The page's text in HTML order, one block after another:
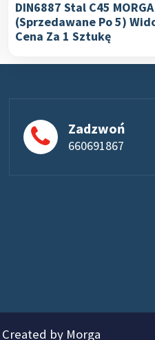
DIN6887 Stal C45 MORGA
(sprzedawane Po 5)
Cena Za 1 Sztukę
Zadzwoń
660691867
by Morga